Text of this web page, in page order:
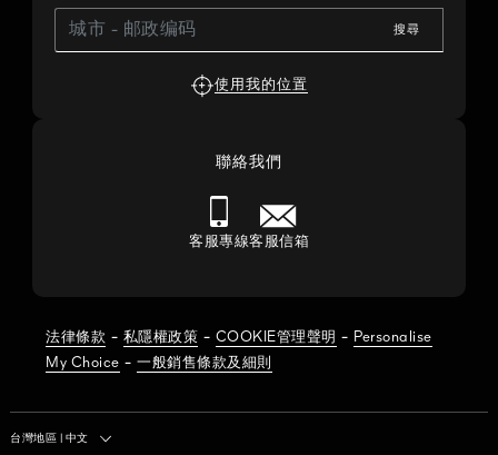
搜尋
使用我的位置
聯絡我們
客服專線客服信箱
法律條款 - 私隱權政策 - COOKIE管理聲明 - Personalise
My Choice - 一般銷售條款及細則
國家/地區
台灣地區 中文